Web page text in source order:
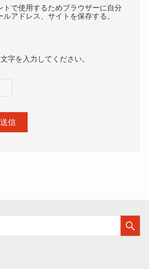
トで使用するためブラウザーに自分
ルアドレス、サイトを保存する。
字を入力してください。